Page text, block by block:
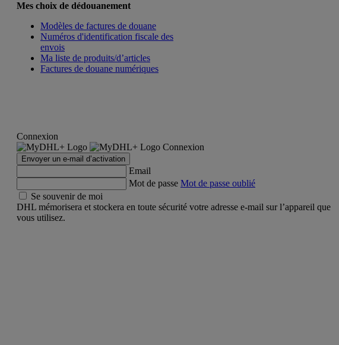
Mes choix de dédouanement
Modèles de factures de douane
Numéros d'identification fiscale des
envois
Ma liste de produits/d’articles
Factures de douane numériques
Connexion
Connexion
Envoyer un e-mail d’activation
Email
Mot de passe Mot de passe oublié
Se souvenir de moi
DHL mémorisera et stockera en toute sécurité votre adresse e-mail sur l’appareil que
vous utilisez.